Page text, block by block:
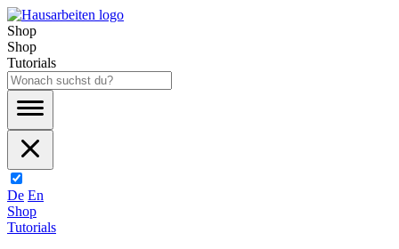
Shop
Shop
Tutorials
De En
Shop
Tutorials